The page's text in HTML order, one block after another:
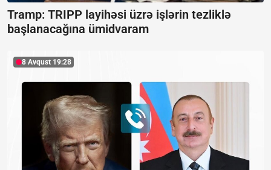
Tramp: TRIPP layihəsi üzrə işlərin tezliklə
başlanacağına ümidvaram
8 Avqust 19:28